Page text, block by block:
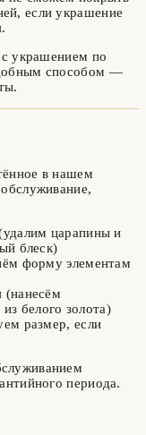
если украшение
с украшением по
способом —
в нашем
царапины и
блеск)
форму элементам
(нанесём
белого золота)
размер, если
периода.